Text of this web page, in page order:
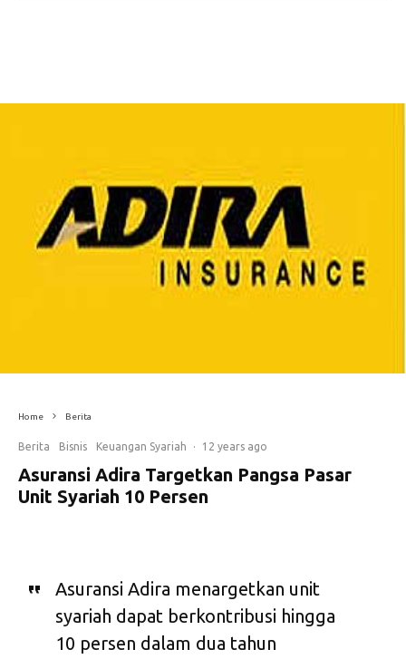
Home Berita
Berita Bisnis Keuangan Syariah · 12 years ago
Asuransi Adira Targetkan Pangsa Pasar
Unit Syariah 10 Persen
Asuransi Adira menargetkan unit
syariah dapat berkontribusi hingga
10 persen dalam dua tahun